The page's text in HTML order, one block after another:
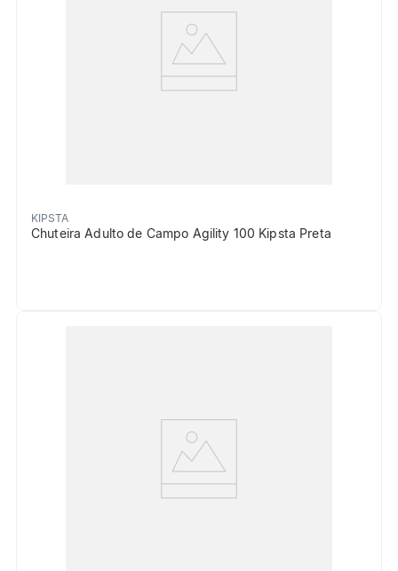
KIPSTA
Chuteira Adulto de Campo Agility 100 Kipsta Preta